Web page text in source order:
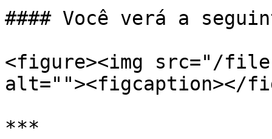
#### Você verá a
<figure><img src="/files/
alt=""><figcaption></
***